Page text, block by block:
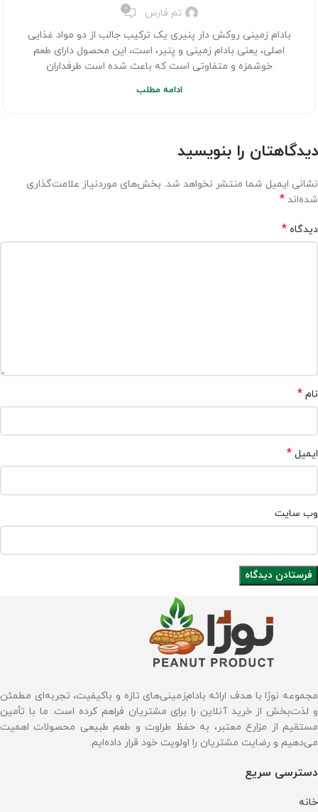
تم فارس 0
بادام زمینی روکش دار پنیری یک ترکیب جالب از دو مواد غذایی
اصلی، یعنی بادام زمینی و پنیر، است، این محصول دارای طعم
خوشمزه و متفاوتی است که باعث شده است طرفداران
ادامه مطلب
دیدگاهتان را بنویسید
نشانی ایمیل شما منتشر نخواهد شد. بخش‌های موردنیاز علامت‌گذاری
شده‌اند *
دیدگاه *
نام *
ایمیل *
وب‌ سایت
مجموعه نوژا با هدف ارائه بادام‌زمینی‌های تازه و باکیفیت، تجربه‌ای مطمئن
و لذت‌بخش از خرید آنلاین را برای مشتریان فراهم کرده است. ما با تأمین
مستقیم از مزارع معتبر، به حفظ طراوت و طعم طبیعی محصولات اهمیت
می‌دهیم و رضایت مشتریان را اولویت خود قرار داده‌ایم.
دسترسی سریع
خانه